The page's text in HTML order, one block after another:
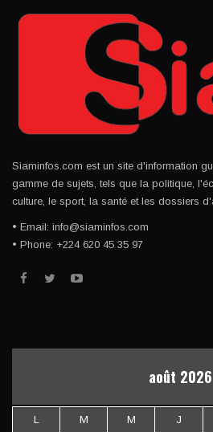
Siaminfos.com est un site d'information
gamme de sujets, tels que la politique,
culture, le sport, la santé et les dossiers
• Email: info@siaminfos.com
• Phone: +224 620 45 35 97
août 2026
L M M J